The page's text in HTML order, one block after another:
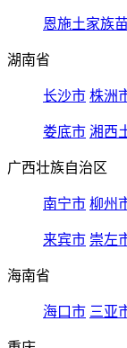
恩施土家族
湖南省
长沙市 株洲
娄底市 湘西
广西壮族自治区
南宁市 柳州
来宾市 崇左
海南省
海口市 三亚